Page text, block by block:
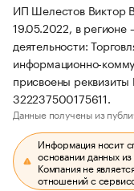
ИП Шелестов Виктор
19.05.2022, в
деятельности:
информационно-
присвоены
322237500175611.
Данные получены из
Информация носит
основании данных
Компания не
отношений с